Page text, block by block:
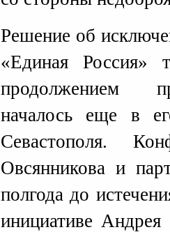
Решение об
«Единая Россия»
продолжением
началось еще в
Севастополя.
Овсянникова и
полгода до
инициативе